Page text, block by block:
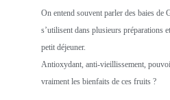
On entend souvent parler des baies de
s’utilisent dans plusieurs préparations
petit déjeuner.
Antioxydant, anti-vieillissement,
vraiment les bienfaits de ces fruits ?